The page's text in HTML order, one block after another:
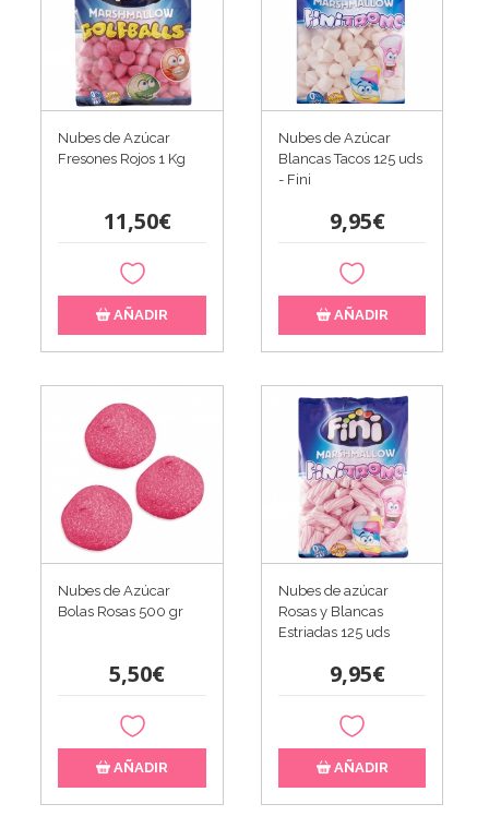
Nubes de Azúcar
Fresones Rojos 1 Kg
11,50€
AÑADIR
Nubes de Azúcar
Blancas Tacos 125 uds
- Fini
9,95€
AÑADIR
Nubes de Azúcar
Bolas Rosas 500 gr
5,50€
AÑADIR
Nubes de azúcar
Rosas y Blancas
Estriadas 125 uds
9,95€
AÑADIR